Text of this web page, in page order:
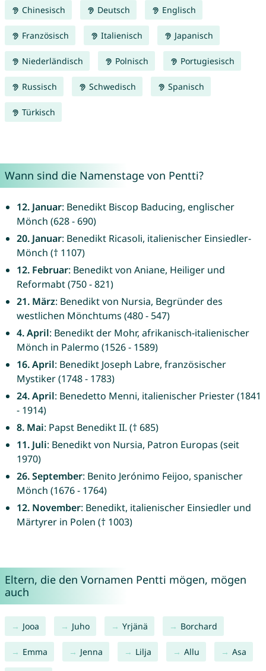
Chinesisch Deutsch Englisch
Französisch Italienisch Japanisch
Niederländisch Polnisch Portugiesisch
Russisch Schwedisch Spanisch
Türkisch
Wann sind die Namenstage von Pentti?
12. Januar: Benedikt Biscop Baducing, englischer
Mönch (628 - 690)
20. Januar: Benedikt Ricasoli, italienischer Einsiedler-
Mönch († 1107)
12. Februar: Benedikt von Aniane, Heiliger und
Reformabt (750 - 821)
21. März: Benedikt von Nursia, Begründer des
westlichen Mönchtums (480 - 547)
4. April: Benedikt der Mohr, afrikanisch-italienischer
Mönch in Palermo (1526 - 1589)
16. April: Benedikt Joseph Labre, französischer
Mystiker (1748 - 1783)
24. April: Benedetto Menni, italienischer Priester (1841
- 1914)
8. Mai: Papst Benedikt II. († 685)
11. Juli: Benedikt von Nursia, Patron Europas (seit
1970)
26. September: Benito Jerónimo Feijoo, spanischer
Mönch (1676 - 1764)
12. November: Benedikt, italienischer Einsiedler und
Märtyrer in Polen († 1003)
Eltern, die den Vornamen Pentti mögen, mögen
auch
Jooa Juho Yrjänä Borchard
Emma Jenna Lilja Allu Asa